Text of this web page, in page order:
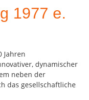
1977 e.
Jahren
dynamischer
neben der
das gesellschaftliche